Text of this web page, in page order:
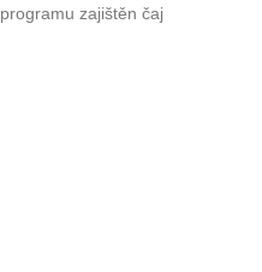
programu zajištěn čaj